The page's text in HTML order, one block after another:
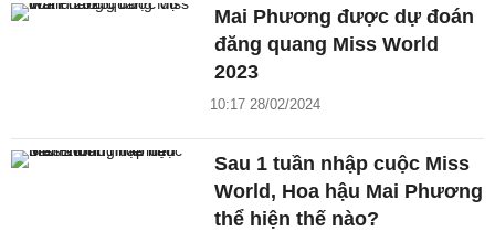
Mai Phương được dự đoán
đăng quang Miss World
2023
10:17 28/02/2024
Sau 1 tuần nhập cuộc Miss
World, Hoa hậu Mai Phương
thể hiện thế nào?